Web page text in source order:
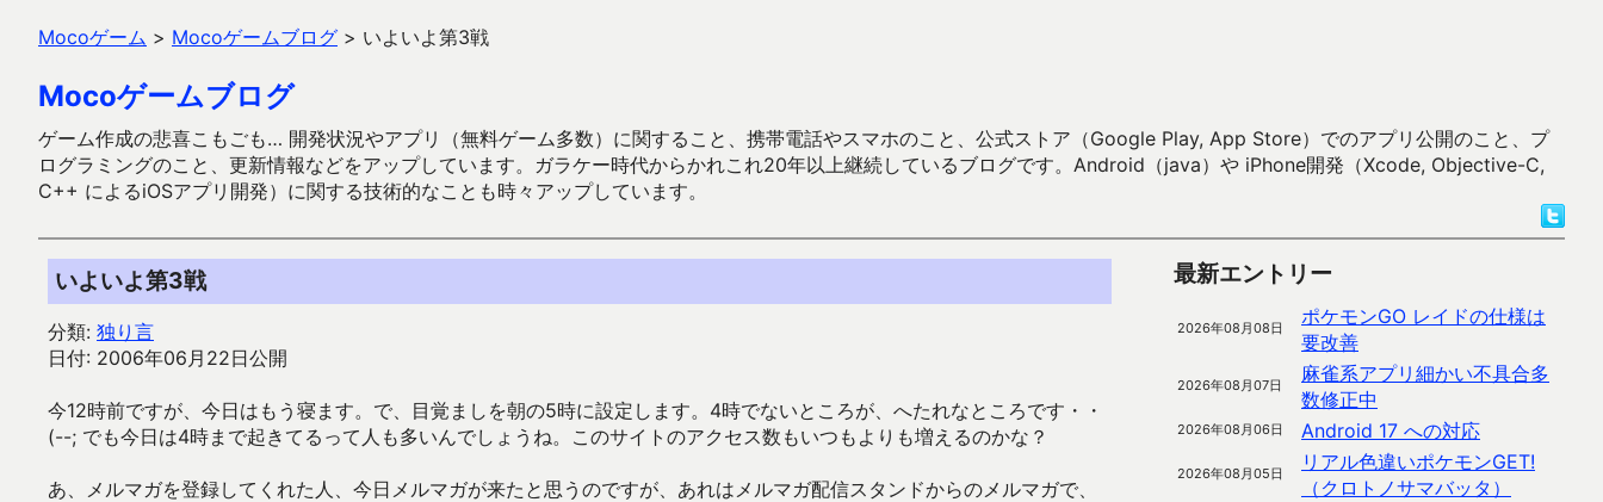
Mocoゲーム > Mocoゲームブログ > いよいよ第3戦
Mocoゲームブログ
ゲーム作成の悲喜こもごも… 開発状況やアプリ（無料ゲーム多数）に関すること、携帯電話やスマホのこと、公式ストア（Google Play, App Store）でのアプリ公開のこと、プ
ログラミングのこと、更新情報などをアップしています。ガラケー時代からかれこれ20年以上継続しているブログです。Android（java）や iPhone開発（Xcode, Objective-C,
C++ によるiOSアプリ開発）に関する技術的なことも時々アップしています。
いよいよ第3戦
分類: 独り言
日付: 2006年06月22日公開
今12時前ですが、今日はもう寝ます。で、目覚ましを朝の5時に設定します。4時でないところが、へたれなところです・・
(--; でも今日は4時まで起きてるって人も多いんでしょうね。このサイトのアクセス数もいつもよりも増えるのかな？
あ、メルマガを登録してくれた人、今日メルマガが来たと思うのですが、あれはメルマガ配信スタンドからのメルマガで、
最新エントリー
2026年08月08日
ポケモンGO レイドの仕様は
要改善
2026年08月07日
麻雀系アプリ細かい不具合多
数修正中
2026年08月06日 Android 17 への対応
2026年08月05日
リアル色違いポケモンGET!
（クロトノサマバッタ）